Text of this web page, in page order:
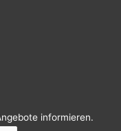
informieren.